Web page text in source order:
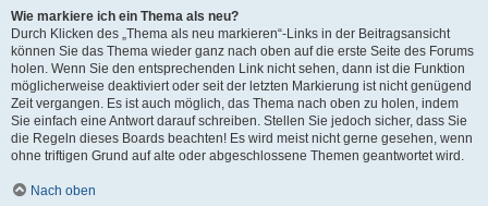
Wie markiere ich ein Thema als neu?
Durch Klicken des „Thema als neu markieren“-Links in der Beitragsansicht
können Sie das Thema wieder ganz nach oben auf die erste Seite des Forums
holen. Wenn Sie den entsprechenden Link nicht sehen, dann ist die Funktion
möglicherweise deaktiviert oder seit der letzten Markierung ist nicht genügend
Zeit vergangen. Es ist auch möglich, das Thema nach oben zu holen, indem
Sie einfach eine Antwort darauf schreiben. Stellen Sie jedoch sicher, dass Sie
die Regeln dieses Boards beachten! Es wird meist nicht gerne gesehen, wenn
ohne triftigen Grund auf alte oder abgeschlossene Themen geantwortet wird.
Nach oben